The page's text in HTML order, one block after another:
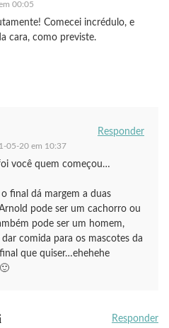
00:05
Comecei incrédulo, e
cara, como previste.
05-20 em 10:37
Responder
você quem começou…
final dá margem a duas
pode ser um cachorro ou
pode ser um homem,
comida para os mascotes da
que quiser…ehehehe
Responder